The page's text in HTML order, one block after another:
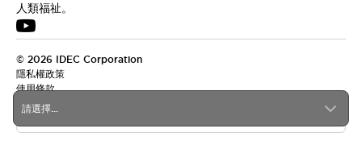
請選擇...
人類福祉。
© 2026 IDEC Corporation
隱私權政策
使用條款
台灣